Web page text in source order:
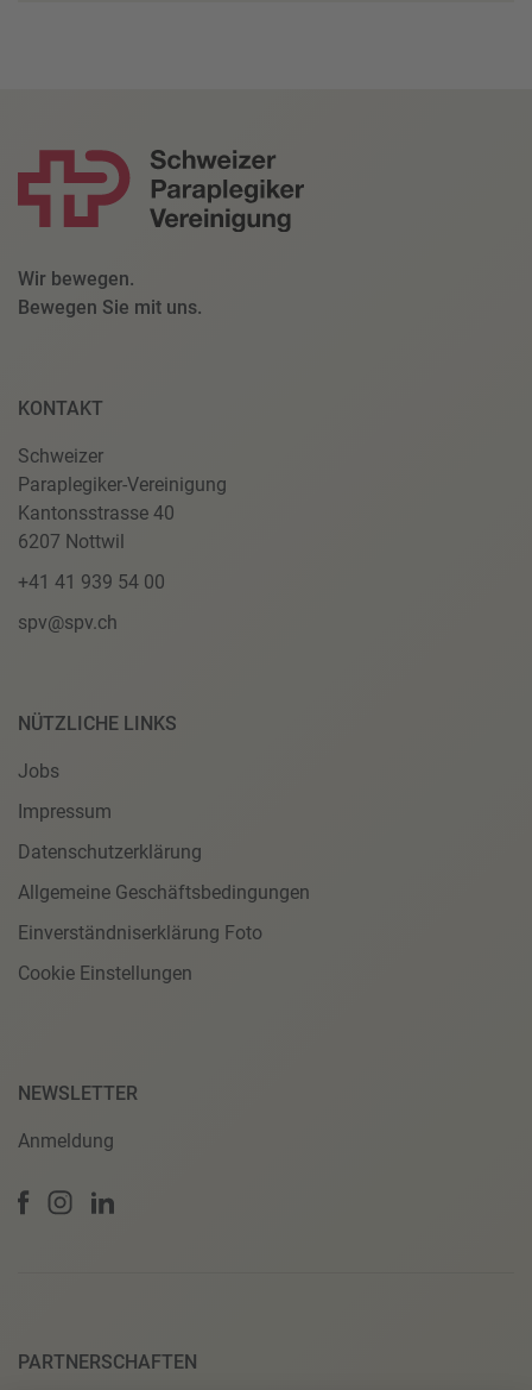
Wir bewegen.
Bewegen Sie mit uns.
KONTAKT
Schweizer
Paraplegiker-Vereinigung
Kantonsstrasse 40
6207 Nottwil
+41 41 939 54 00
spv@spv.ch
NÜTZLICHE LINKS
Jobs
Impressum
Datenschutzerklärung
Allgemeine Geschäftsbedingungen
Einverständniserklärung Foto
Cookie Einstellungen
NEWSLETTER
Anmeldung
PARTNERSCHAFTEN